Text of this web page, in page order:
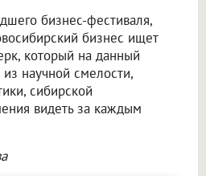
бизнес-фестиваля,
бизнес ищет
который на данный
научной смелости,
сибирской
видеть за каждым